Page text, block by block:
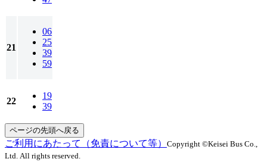
21
06
25
39
59
22
19
39
ページの先頭へ戻る
ご利用にあたって（免責について等） Copyright ©Keisei Bus Co.,
Ltd. All rights reserved.